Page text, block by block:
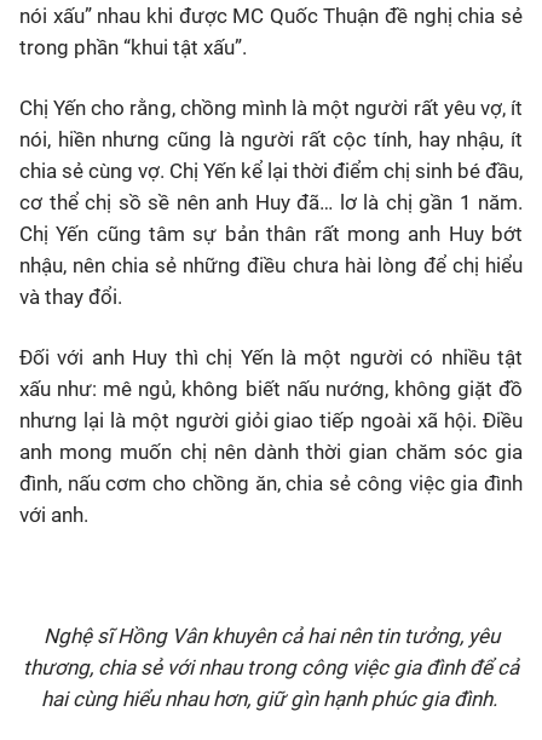
nói xấu” nhau khi được MC Quốc Thuận đề nghị chia sẻ
trong phần “khui tật xấu”.
Chị Yến cho rằng, chồng mình là một người rất yêu vợ, ít
nói, hiền nhưng cũng là người rất cộc tính, hay nhậu, ít
chia sẻ cùng vợ. Chị Yến kể lại thời điểm chị sinh bé đầu,
cơ thể chị sồ sề nên anh Huy đã… lơ là chị gần 1 năm.
Chị Yến cũng tâm sự bản thân rất mong anh Huy bớt
nhậu, nên chia sẻ những điều chưa hài lòng để chị hiểu
và thay đổi.
Đối với anh Huy thì chị Yến là một người có nhiều tật
xấu như: mê ngủ, không biết nấu nướng, không giặt đồ
nhưng lại là một người giỏi giao tiếp ngoài xã hội. Điều
anh mong muốn chị nên dành thời gian chăm sóc gia
đình, nấu cơm cho chồng ăn, chia sẻ công việc gia đình
với anh.
Nghệ sĩ Hồng Vân khuyên cả hai nên tin tưởng, yêu
thương, chia sẻ với nhau trong công việc gia đình để cả
hai cùng hiểu nhau hơn, giữ gìn hạnh phúc gia đình.